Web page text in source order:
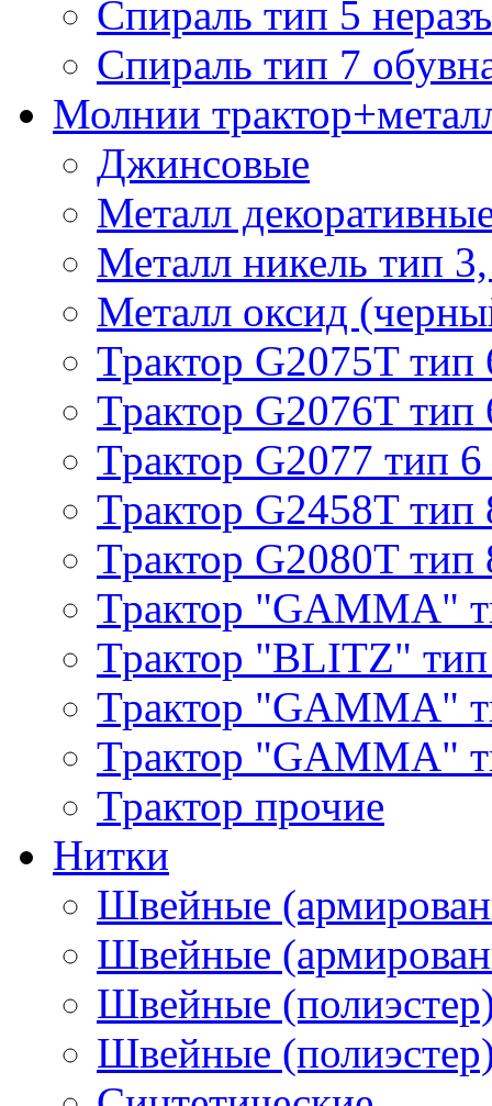
Спираль тип 5
Спираль тип 7
Молнии
Джинсовые
Металл
Металл никель тип
Металл оксид
Трактор G2075T тип
Трактор G2076T тип
Трактор G2077 тип 6
Трактор G2458T тип
Трактор G2080T тип
Трактор "GAMMA"
Трактор "BLITZ"
Трактор "GAMMA"
Трактор "GAMMA"
Трактор прочие
Нитки
Швейные
Швейные
Швейные
Швейные